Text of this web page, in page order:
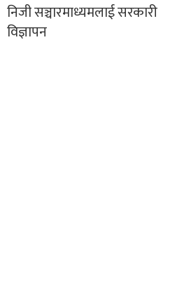
निजी सञ्चारमाध्यमलाई सरकारी
विज्ञापन